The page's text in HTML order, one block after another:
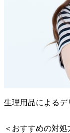
生理用品によるデ
＜おすすめの対